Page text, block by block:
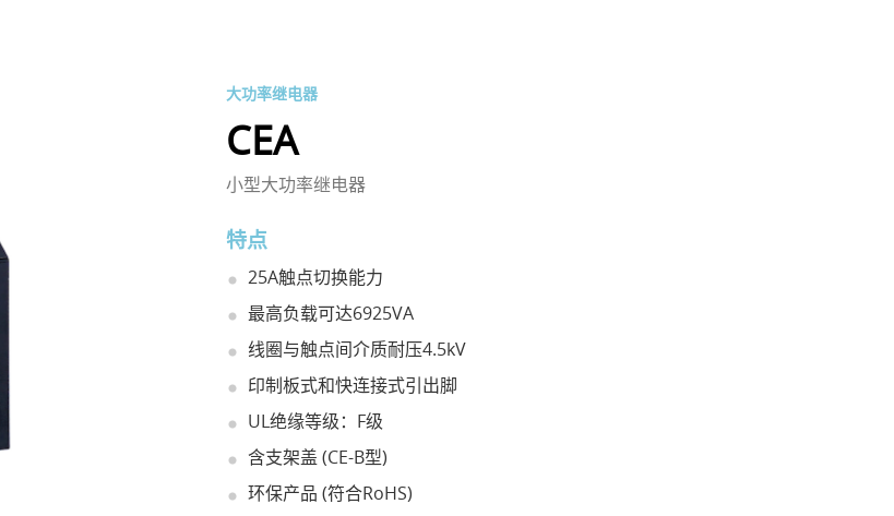
大功率继电器
CEA
小型大功率继电器
特点
25A触点切换能力
最高负载可达6925VA
线圈与触点间介质耐压4.5kV
印制板式和快连接式引出脚
UL绝缘等级：F级
含支架盖 (CE-B型)
环保产品 (符合RoHS)